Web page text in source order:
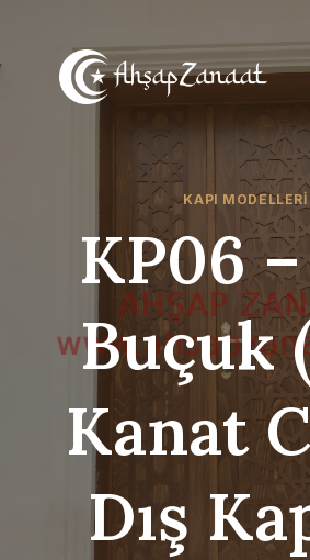
content
KAPI MODELLERI
KP06
Buçuk
Kanat
Dış